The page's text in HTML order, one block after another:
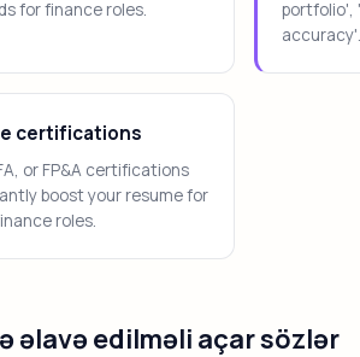
for finance roles.
portfolio',
accuracy'.
certifications
or FP&A certifications
boost your resume for
roles.
əlavə edilməli açar sözlər